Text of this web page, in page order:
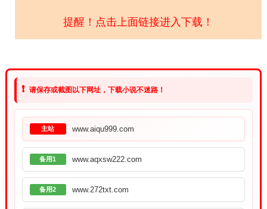
提醒！点击上面链接进入下载！
❗ 请保存或截图以下网址，下载小说不迷路！
主站 www.aiqu999.com
备用1 www.aqxsw222.com
备用2 www.272txt.com